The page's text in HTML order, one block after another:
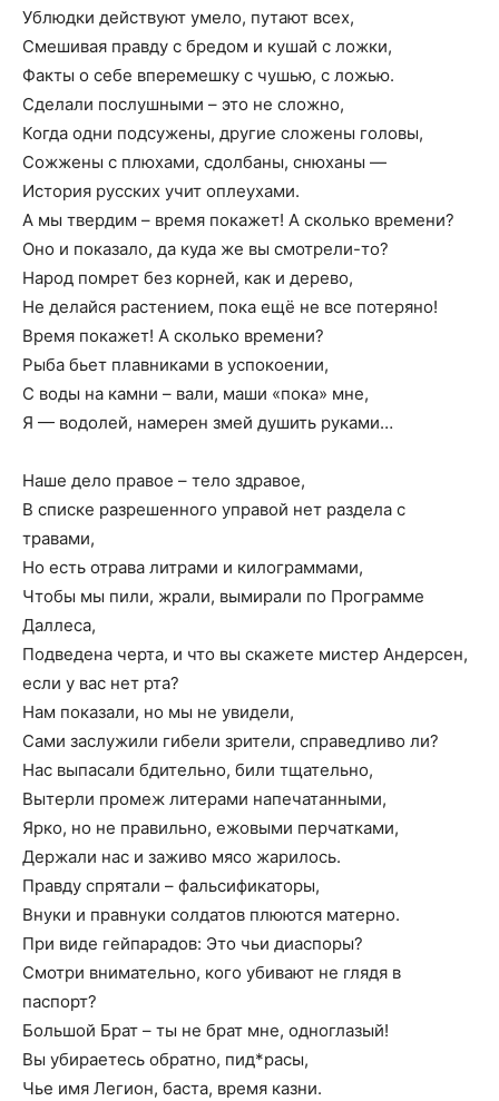
Ублюдки действуют умело, путают всех,
Смешивая правду с бредом и кушай с ложки,
Факты о себе вперемешку с чушью, с ложью.
Сделали послушными – это не сложно,
Когда одни подсужены, другие сложены головы,
Сожжены с плюхами, сдолбаны, снюханы —
История русских учит оплеухами.
А мы твердим – время покажет! А сколько времени?
Оно и показало, да куда же вы смотрели-то?
Народ помрет без корней, как и дерево,
Не делайся растением, пока ещё не все потеряно!
Время покажет! А сколько времени?
Рыба бьет плавниками в успокоении,
С воды на камни – вали, маши «пока» мне,
Я — водолей, намерен змей душить руками…
Наше дело правое – тело здравое,
В списке разрешенного управой нет раздела с
травами,
Но есть отрава литрами и килограммами,
Чтобы мы пили, жрали, вымирали по Программе
Даллеса,
Подведена черта, и что вы скажете мистер Андерсен,
если у вас нет рта?
Нам показали, но мы не увидели,
Сами заслужили гибели зрители, справедливо ли?
Нас выпасали бдительно, били тщательно,
Вытерли промеж литерами напечатанными,
Ярко, но не правильно, ежовыми перчатками,
Держали нас и заживо мясо жарилось.
Правду спрятали – фальсификаторы,
Внуки и правнуки солдатов плюются матерно.
При виде гейпарадов: Это чьи диаспоры?
Смотри внимательно, кого убивают не глядя в
паспорт?
Большой Брат – ты не брат мне, одноглазый!
Вы убираетесь обратно, пид*расы,
Чье имя Легион, баста, время казни.